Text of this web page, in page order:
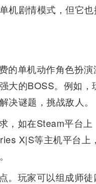
机剧情模式，但它
的单机动作角色扮
大的BOSS。例如，
决谜题，挑战敌人。
，如在Steam平台
X|S等主机平台上
。玩家可以组成师